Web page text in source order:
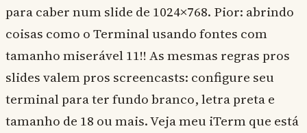
para caber num slide de 1024×768. Pior: abrindo
coisas como o Terminal usando fontes com
tamanho miserável 11!! As mesmas regras pros
slides valem pros screencasts: configure seu
terminal para ter fundo branco, letra preta e
tamanho de 18 ou mais. Veja meu iTerm que está